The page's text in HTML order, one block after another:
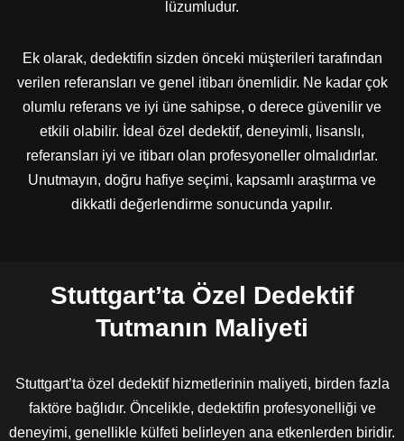
lüzumludur.
Ek olarak, dedektifin sizden önceki müşterileri tarafından
verilen referansları ve genel itibarı önemlidir. Ne kadar çok
olumlu referans ve iyi üne sahipse, o derece güvenilir ve
etkili olabilir. İdeal özel dedektif, deneyimli, lisanslı,
referansları iyi ve itibarı olan profesyoneller olmalıdırlar.
Unutmayın, doğru hafiye seçimi, kapsamlı araştırma ve
dikkatli değerlendirme sonucunda yapılır.
Stuttgart’ta Özel Dedektif
Tutmanın Maliyeti
Stuttgart’ta özel dedektif hizmetlerinin maliyeti, birden fazla
faktöre bağlıdır. Öncelikle, dedektifin profesyonelliği ve
deneyimi, genellikle külfeti belirleyen ana etkenlerden biridir.